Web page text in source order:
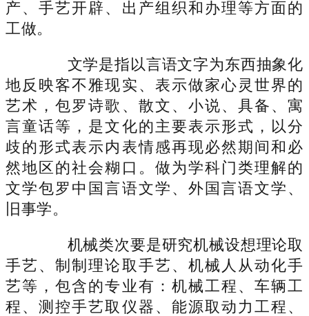
产、手艺开辟、出产组织和办理等方面的
工做。
文学是指以言语文字为东西抽象化
地反映客不雅现实、表示做家心灵世界的
艺术，包罗诗歌、散文、小说、具备、寓
言童话等，是文化的主要表示形式，以分
歧的形式表示内表情感再现必然期间和必
然地区的社会糊口。做为学科门类理解的
文学包罗中国言语文学、外国言语文学、
旧事学。
机械类次要是研究机械设想理论取
手艺、制制理论取手艺、机械人从动化手
艺等，包含的专业有：机械工程、车辆工
程、测控手艺取仪器、能源取动力工程、